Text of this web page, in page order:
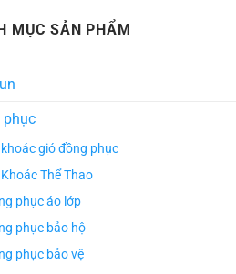
MỤC SẢN PHẨM
gió đồng phục
Thể Thao
phục áo lớp
phục bảo hộ
phục bảo vệ